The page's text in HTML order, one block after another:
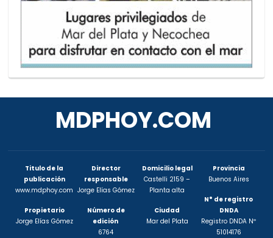
MDPHOY.COM
Titulo de la
publicación
www.mdphoy.com
Propietario
Jorge Elías Gómez
Director
responsable
Jorge Elías Gómez
Número de
edición
6764
Domicilio legal
Castelli 2159 –
Planta alta
Ciudad
Mar del Plata
Provincia
Buenos Aires
N° de registro
DNDA
Registro DNDA Nº
51014176